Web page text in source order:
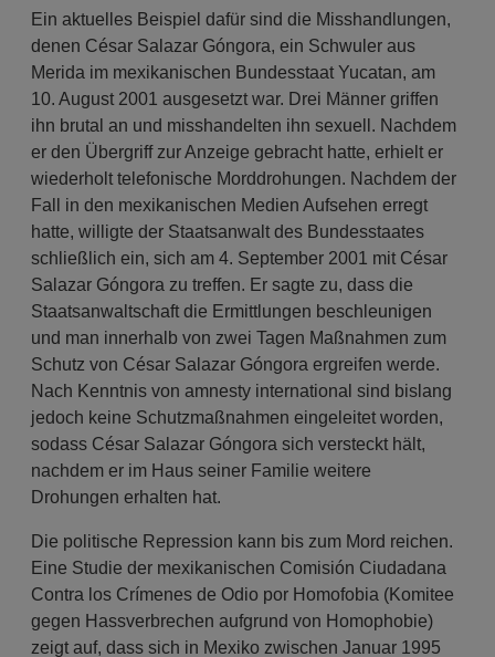
Ein aktuelles Beispiel dafür sind die Misshandlungen,
denen César Salazar Góngora, ein Schwuler aus
Merida im mexikanischen Bundesstaat Yucatan, am
10. August 2001 ausgesetzt war. Drei Männer griffen
ihn brutal an und misshandelten ihn sexuell. Nachdem
er den Übergriff zur Anzeige gebracht hatte, erhielt er
wiederholt telefonische Morddrohungen. Nachdem der
Fall in den mexikanischen Medien Aufsehen erregt
hatte, willigte der Staatsanwalt des Bundesstaates
schließlich ein, sich am 4. September 2001 mit César
Salazar Góngora zu treffen. Er sagte zu, dass die
Staatsanwaltschaft die Ermittlungen beschleunigen
und man innerhalb von zwei Tagen Maßnahmen zum
Schutz von César Salazar Góngora ergreifen werde.
Nach Kenntnis von amnesty international sind bislang
jedoch keine Schutzmaßnahmen eingeleitet worden,
sodass César Salazar Góngora sich versteckt hält,
nachdem er im Haus seiner Familie weitere
Drohungen erhalten hat.
Die politische Repression kann bis zum Mord reichen.
Eine Studie der mexikanischen Comisión Ciudadana
Contra los Crímenes de Odio por Homofobia (Komitee
gegen Hassverbrechen aufgrund von Homophobie)
zeigt auf, dass sich in Mexiko zwischen Januar 1995